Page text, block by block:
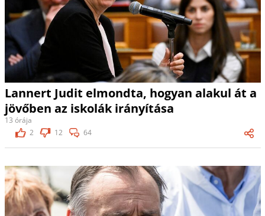
Lannert Judit elmondta, hogyan alakul át a
jövőben az iskolák irányítása
13 órája
2
12 64